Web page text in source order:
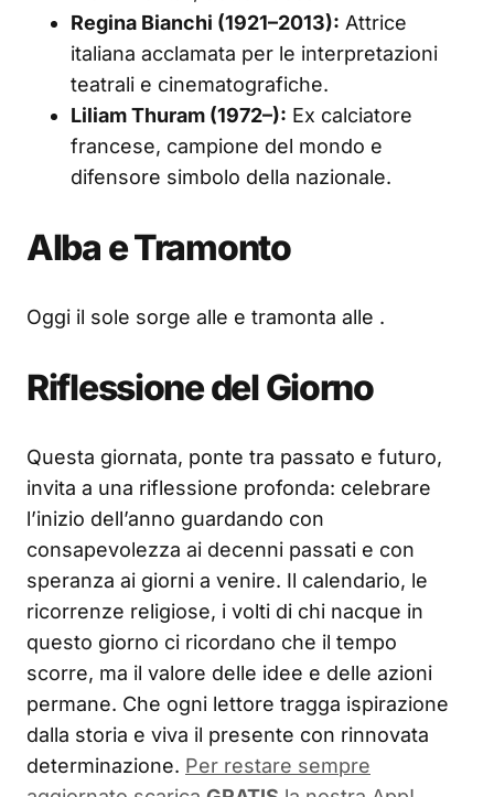
Regina Bianchi (1921–2013): Attrice
italiana acclamata per le interpretazioni
teatrali e cinematografiche.
Liliam Thuram (1972–): Ex calciatore
francese, campione del mondo e
difensore simbolo della nazionale.
Alba e Tramonto
Oggi il sole sorge alle e tramonta alle .
Riflessione del Giorno
Questa giornata, ponte tra passato e futuro,
invita a una riflessione profonda: celebrare
l’inizio dell’anno guardando con
consapevolezza ai decenni passati e con
speranza ai giorni a venire. Il calendario, le
ricorrenze religiose, i volti di chi nacque in
questo giorno ci ricordano che il tempo
scorre, ma il valore delle idee e delle azioni
permane. Che ogni lettore tragga ispirazione
dalla storia e viva il presente con rinnovata
determinazione. Per restare sempre